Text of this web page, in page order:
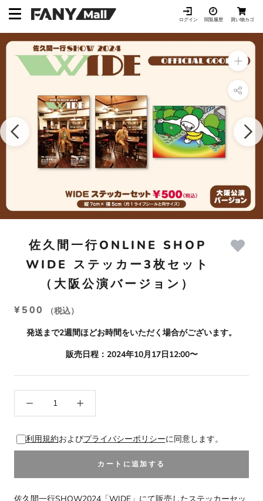
ッ
プ
ン
ツ
る
ログイン 閲覧履歴 買い物カゴ
佐久間一行ONLINE SHOP
WIDE ステッカー3枚セット
（大阪公演バージョン）
¥500
（税込）
発送まで2週間ほどお時間をいただく場合がございます。
販売日程：2024年10月17日12:00〜
利用規約およびプライバシーポリシーに同意します。
カートに追加する